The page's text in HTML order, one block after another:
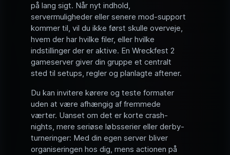
på lang sigt. Når nyt indhold,
servermuligheder eller senere mod-support
kommer til, vil du ikke først skulle overveje,
hvem der har hvilke filer, eller hvilke
indstillinger der er aktive. En Wreckfest 2
gameserver giver din gruppe et centralt
sted til setups, regler og planlagte aftener.
Du kan invitere kørere og teste formater
uden at være afhængig af fremmede
værter. Uanset om det er korte crash-
nights, mere seriøse løbsserier eller derby-
turneringer: Med din egen server bliver
organiseringen hos dig, mens actionen på